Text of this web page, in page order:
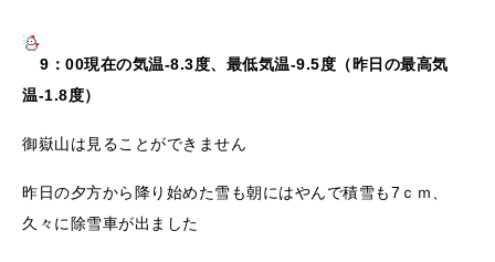
9：00現在の気温-8.3度、最低気温-9.5度（昨日の最高気
温-1.8度）
御嶽山は見ることができません
昨日の夕方から降り始めた雪も朝にはやんで積雪も7ｃｍ、
久々に除雪車が出ました